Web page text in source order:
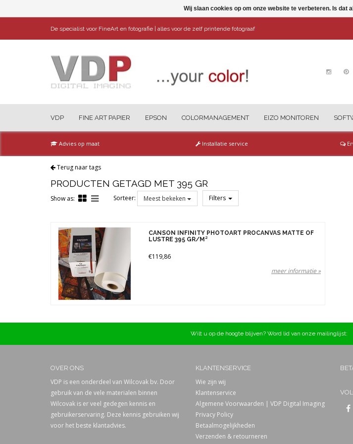
De specialist voor FineArt en fotografie | alles voor de zelf printende fotograaf
VDP FINE ART PAPIER EPSON COLORMANAGEMENT EIZO MONITOREN
Advies op maat Installatie service
Terug naar tags
PRODUCTEN GETAGD MET 395 GR
Show as: Sorteer: Meest bekeken Filters
Gewicht
395 gr (1)
Merken
CANSON INFINITY PHOTOART PROCANVAS MATTE OF
LUSTRE 395 GR/M²
€119,86
meer informatie »
Wilt u op de hoogte blijven? Word lid van onze mailinglijst:
OVER ONS
VDP is een onderdeel van Wilcovak bv. Door
gebruik van de vele materialen binnen
Wilcovak is er veel gedegen kennis en
gebruikerservaring. Deze kennis gebruiken wij
voor het beste klantadvies.
KLANTENSERVICE
Wie zijn wij
Klantenservice
Algemene Voorwaarden | VDP Digital Imaging
Privacy Policy
Betaalmogelijkheden
Verzenden & retourneren
Wij slaan cookies op om onze website te verbeteren. Is dat